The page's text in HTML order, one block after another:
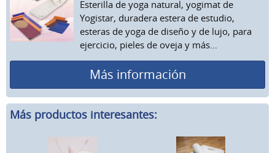
Esterilla de yoga natural, yogimat de
Yogistar, duradera estera de estudio,
esteras de yoga de diseño y de lujo, para
ejercicio, pieles de oveja y más...
Más información
Más productos interesantes: